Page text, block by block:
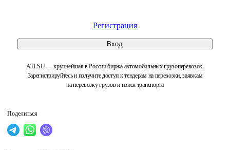
Регистрация
Вход
ATI.SU — крупнейшая в России биржа автомобильных грузоперевозок.
Зарегистрируйтесь и получите доступ к тендерам на перевозки, заявкам
на перевозку грузов и поиск транспорта
Поделиться